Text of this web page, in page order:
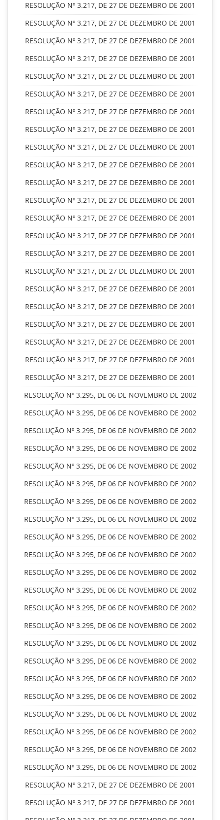
RESOLUÇÃO Nº 3.217, DE 27 DE DEZEMBRO DE 2001
RESOLUÇÃO Nº 3.217, DE 27 DE DEZEMBRO DE 2001
RESOLUÇÃO Nº 3.217, DE 27 DE DEZEMBRO DE 2001
RESOLUÇÃO Nº 3.217, DE 27 DE DEZEMBRO DE 2001
RESOLUÇÃO Nº 3.217, DE 27 DE DEZEMBRO DE 2001
RESOLUÇÃO Nº 3.217, DE 27 DE DEZEMBRO DE 2001
RESOLUÇÃO Nº 3.217, DE 27 DE DEZEMBRO DE 2001
RESOLUÇÃO Nº 3.217, DE 27 DE DEZEMBRO DE 2001
RESOLUÇÃO Nº 3.217, DE 27 DE DEZEMBRO DE 2001
RESOLUÇÃO Nº 3.217, DE 27 DE DEZEMBRO DE 2001
RESOLUÇÃO Nº 3.217, DE 27 DE DEZEMBRO DE 2001
RESOLUÇÃO Nº 3.217, DE 27 DE DEZEMBRO DE 2001
RESOLUÇÃO Nº 3.217, DE 27 DE DEZEMBRO DE 2001
RESOLUÇÃO Nº 3.217, DE 27 DE DEZEMBRO DE 2001
RESOLUÇÃO Nº 3.217, DE 27 DE DEZEMBRO DE 2001
RESOLUÇÃO Nº 3.217, DE 27 DE DEZEMBRO DE 2001
RESOLUÇÃO Nº 3.217, DE 27 DE DEZEMBRO DE 2001
RESOLUÇÃO Nº 3.217, DE 27 DE DEZEMBRO DE 2001
RESOLUÇÃO Nº 3.217, DE 27 DE DEZEMBRO DE 2001
RESOLUÇÃO Nº 3.217, DE 27 DE DEZEMBRO DE 2001
RESOLUÇÃO Nº 3.217, DE 27 DE DEZEMBRO DE 2001
RESOLUÇÃO Nº 3.217, DE 27 DE DEZEMBRO DE 2001
RESOLUÇÃO Nº 3.295, DE 06 DE NOVEMBRO DE 2002
RESOLUÇÃO Nº 3.295, DE 06 DE NOVEMBRO DE 2002
RESOLUÇÃO Nº 3.295, DE 06 DE NOVEMBRO DE 2002
RESOLUÇÃO Nº 3.295, DE 06 DE NOVEMBRO DE 2002
RESOLUÇÃO Nº 3.295, DE 06 DE NOVEMBRO DE 2002
RESOLUÇÃO Nº 3.295, DE 06 DE NOVEMBRO DE 2002
RESOLUÇÃO Nº 3.295, DE 06 DE NOVEMBRO DE 2002
RESOLUÇÃO Nº 3.295, DE 06 DE NOVEMBRO DE 2002
RESOLUÇÃO Nº 3.295, DE 06 DE NOVEMBRO DE 2002
RESOLUÇÃO Nº 3.295, DE 06 DE NOVEMBRO DE 2002
RESOLUÇÃO Nº 3.295, DE 06 DE NOVEMBRO DE 2002
RESOLUÇÃO Nº 3.295, DE 06 DE NOVEMBRO DE 2002
RESOLUÇÃO Nº 3.295, DE 06 DE NOVEMBRO DE 2002
RESOLUÇÃO Nº 3.295, DE 06 DE NOVEMBRO DE 2002
RESOLUÇÃO Nº 3.295, DE 06 DE NOVEMBRO DE 2002
RESOLUÇÃO Nº 3.295, DE 06 DE NOVEMBRO DE 2002
RESOLUÇÃO Nº 3.295, DE 06 DE NOVEMBRO DE 2002
RESOLUÇÃO Nº 3.295, DE 06 DE NOVEMBRO DE 2002
RESOLUÇÃO Nº 3.295, DE 06 DE NOVEMBRO DE 2002
RESOLUÇÃO Nº 3.295, DE 06 DE NOVEMBRO DE 2002
RESOLUÇÃO Nº 3.295, DE 06 DE NOVEMBRO DE 2002
RESOLUÇÃO Nº 3.295, DE 06 DE NOVEMBRO DE 2002
RESOLUÇÃO Nº 3.217, DE 27 DE DEZEMBRO DE 2001
RESOLUÇÃO Nº 3.217, DE 27 DE DEZEMBRO DE 2001